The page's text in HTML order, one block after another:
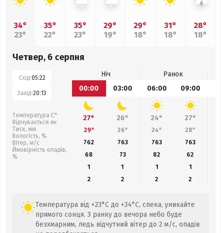
34°
23°
35°
22°
35°
23°
29°
19°
29°
18°
31°
18°
28°
18°
Четвер, 6 серпня
Схід:05:22
Захід:20:13
Температура С°
Відчувається як
Тиск, мм
Вологість, %
Вітер, м/с
Ймовірність опадів,
%
Ніч
Ранок
00:00
03:00 06:00 09:00
27° 26° 24° 27°
29° 26° 24° 28°
762
763 763 763
68
73 82 62
1
1 1
1
2
2 2 2
Температура від +23°C до +34°C, спека, уникайте
прямого сонця. З ранку до вечора небо буде
безхмарним, ледь відчутний вітер до 2 м/с, опадів